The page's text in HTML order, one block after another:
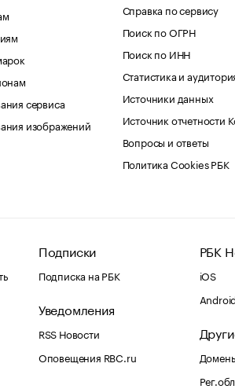
сервиса
изображений
Справка по сервису
Поиск по ОГРН
Поиск по ИНН
Статистика и
Источники данных
Источник отчетности
Вопросы и ответы
Политика Cookies РБК
Подписки
Подписка на РБК
Уведомления
RSS Новости
Оповещения RBC.ru
РБК
iOS